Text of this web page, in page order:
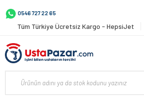
0546 727 22 65
Tüm Türkiye Ücretsiz Kargo - HepsiJet